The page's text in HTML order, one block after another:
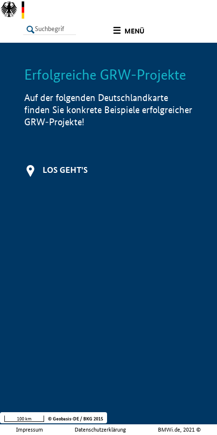
MENÜ
LISTE Info
Erfolgreiche GRW-Projekte
Auf der folgenden Deutschlandkarte
finden Sie konkrete Beispiele erfolgreicher
GRW-Projekte!
LOS GEHT'S
Impressum Datenschutzerklärung BMWi.de, 2021 ©
100 km © Geobasis-DE / BKG 2015